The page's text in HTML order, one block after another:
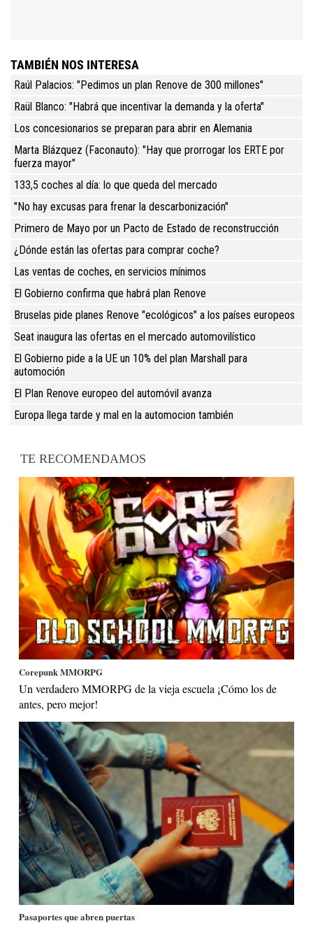
TAMBIÉN NOS INTERESA
Raúl Palacios: "Pedimos un plan Renove de 300 millones"
Raül Blanco: "Habrá que incentivar la demanda y la oferta"
Los concesionarios se preparan para abrir en Alemania
Marta Blázquez (Faconauto): "Hay que prorrogar los ERTE por
fuerza mayor"
133,5 coches al día: lo que queda del mercado
"No hay excusas para frenar la descarbonización"
Primero de Mayo por un Pacto de Estado de reconstrucción
¿Dónde están las ofertas para comprar coche?
Las ventas de coches, en servicios mínimos
El Gobierno confirma que habrá plan Renove
Bruselas pide planes Renove "ecológicos" a los países europeos
Seat inaugura las ofertas en el mercado automovilístico
El Gobierno pide a la UE un 10% del plan Marshall para
automoción
El Plan Renove europeo del automóvil avanza
Europa llega tarde y mal en la automocion también
TE RECOMENDAMOS
Corepunk MMORPG
Un verdadero MMORPG de la vieja escuela ¡Cómo los de
antes, pero mejor!
Pasaportes que abren puertas